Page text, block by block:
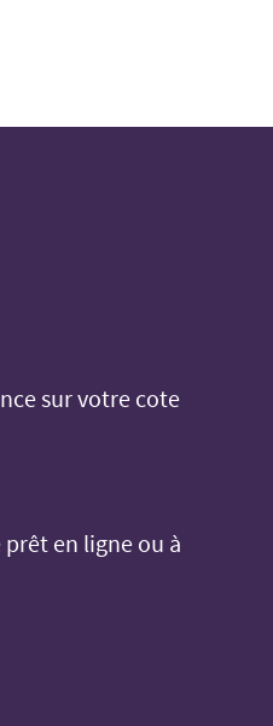
sur votre cote
en ligne ou à